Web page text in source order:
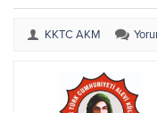
KKTC AKM